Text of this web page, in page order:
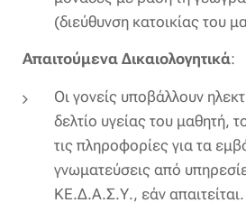
(διεύθυνση κατοικίας του
Απαιτούμενα Δικαιολογητικά:
Οι γονείς υποβάλλουν
δελτίο υγείας του μαθητή,
τις πληροφορίες για τα
γνωματεύσεις από
ΚΕ.Δ.Α.Σ.Υ., εάν απαιτείται.